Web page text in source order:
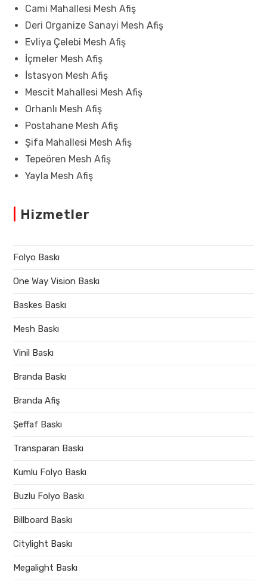
Cami Mahallesi Mesh Afiş
Deri Organize Sanayi Mesh Afiş
Evliya Çelebi Mesh Afiş
İçmeler Mesh Afiş
İstasyon Mesh Afiş
Mescit Mahallesi Mesh Afiş
Orhanlı Mesh Afiş
Postahane Mesh Afiş
Şifa Mahallesi Mesh Afiş
Tepeören Mesh Afiş
Yayla Mesh Afiş
Hizmetler
Folyo Baskı
One Way Vision Baskı
Baskes Baskı
Mesh Baskı
Vinil Baskı
Branda Baskı
Branda Afiş
Şeffaf Baskı
Transparan Baskı
Kumlu Folyo Baskı
Buzlu Folyo Baskı
Billboard Baskı
Citylight Baskı
Megalight Baskı